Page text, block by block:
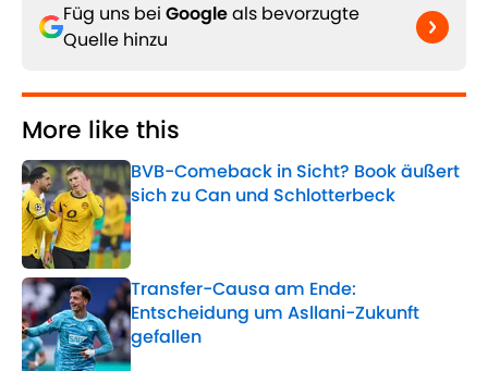
Füg uns bei Googleals bevorzugte
Quelle hinzu
More like this
BVB-Comeback in Sicht? Book äußert
sich zu Can und Schlotterbeck
Published by on Invalid Date
Transfer-Causa am Ende:
Entscheidung um Asllani-Zukunft
gefallen
Published by on Invalid Date